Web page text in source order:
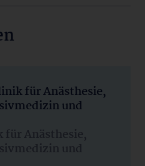
für Anästhesie,
und
Anästhesie,
und